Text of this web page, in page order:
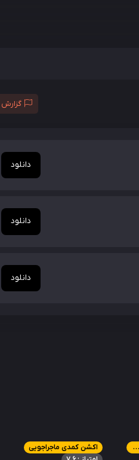
گزارش
دانلود
دانلود
دانلود
اکشن علمی تخیلی ماجراجویی
اکشن کمدی ماجراجویی